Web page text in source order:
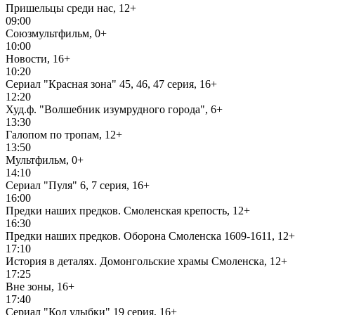
Пришельцы среди нас, 12+
09:00
Союзмультфильм, 0+
10:00
Новости, 16+
10:20
Сериал "Красная зона" 45, 46, 47 серия, 16+
12:20
Худ.ф. "Волшебник изумрудного города", 6+
13:30
Галопом по тропам, 12+
13:50
Мультфильм, 0+
14:10
Сериал "Пуля" 6, 7 серия, 16+
16:00
Предки наших предков. Смоленская крепость, 12+
16:30
Предки наших предков. Оборона Смоленска 1609-1611, 12+
17:10
История в деталях. Домонгольские храмы Смоленска, 12+
17:25
Вне зоны, 16+
17:40
Сериал "Код улыбки" 19 серия, 16+